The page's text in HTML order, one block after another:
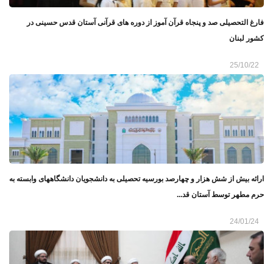
فارغ التحصیلی صد و پنجاه قرآن آموز از دوره های قرآنی آستان قدس حسینی در
کشور لبنان
25/10/22
ارائه بیش از شش هزار و چهارصد بورسیه تحصیلی به دانشجویان دانشگاههای وابسته به
حرم مطهر توسط آستان قد...
24/01/24